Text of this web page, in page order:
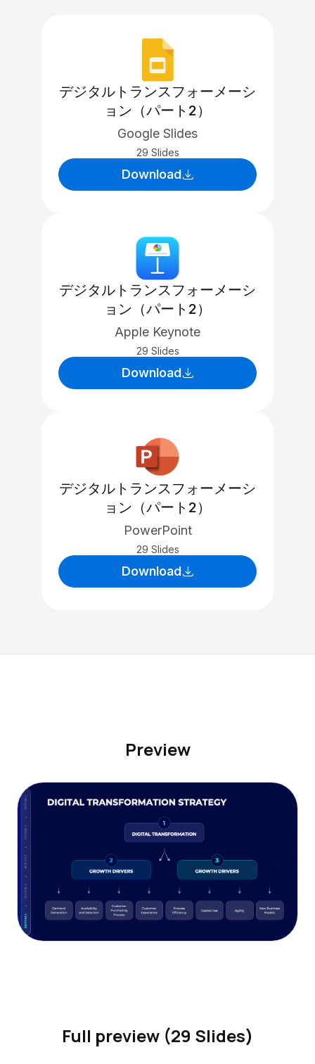
デジタルトランスフォーメーシ
ョン（パート2）
Google Slides
29 Slides
Download
デジタルトランスフォーメーシ
ョン（パート2）
Apple Keynote
29 Slides
Download
デジタルトランスフォーメーシ
ョン（パート2）
PowerPoint
29 Slides
Download
Preview
Full preview (29 Slides)